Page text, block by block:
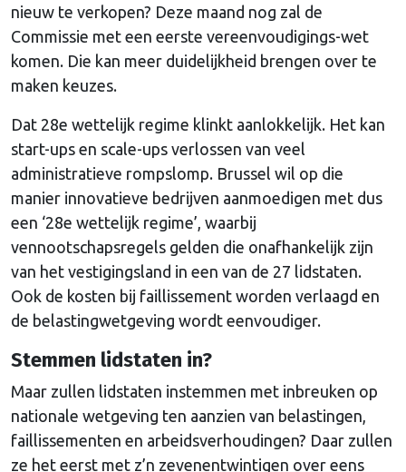
nieuw te verkopen? Deze maand nog zal de
Commissie met een eerste vereenvoudigings-wet
komen. Die kan meer duidelijkheid brengen over te
maken keuzes.
Dat 28e wettelijk regime klinkt aanlokkelijk. Het kan
start-ups en scale-ups verlossen van veel
administratieve rompslomp. Brussel wil op die
manier innovatieve bedrijven aanmoedigen met dus
een ‘28e wettelijk regime’, waarbij
vennootschapsregels gelden die onafhankelijk zijn
van het vestigingsland in een van de 27 lidstaten.
Ook de kosten bij faillissement worden verlaagd en
de belastingwetgeving wordt eenvoudiger.
Stemmen lidstaten in?
Maar zullen lidstaten instemmen met inbreuken op
nationale wetgeving ten aanzien van belastingen,
faillissementen en arbeidsverhoudingen? Daar zullen
ze het eerst met z’n zevenentwintigen over eens